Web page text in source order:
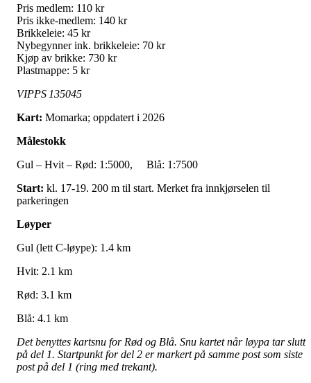
Pris medlem: 110 kr
Pris ikke-medlem: 140 kr
Brikkeleie: 45 kr
Nybegynner ink. brikkeleie: 70 kr
Kjøp av brikke: 730 kr
Plastmappe: 5 kr
VIPPS 135045
Kart: Momarka; oppdatert i 2026
Målestokk
Gul – Hvit – Rød: 1:5000, Blå: 1:7500
Start: kl. 17-19. 200 m til start. Merket fra innkjørselen til
parkeringen
Løyper
Gul (lett C-løype): 1.4 km
Hvit: 2.1 km
Rød: 3.1 km
Blå: 4.1 km
Det benyttes kartsnu for Rød og Blå. Snu kartet når løypa tar slutt
på del 1. Startpunkt for del 2 er markert på samme post som siste
post på del 1 (ring med trekant).